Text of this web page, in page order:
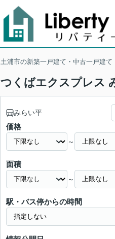
土浦市の新築一戸建て・中古一戸建て
つくばエクスプレス
みらい平
価格
～
面積
～
駅・バス停からの時間